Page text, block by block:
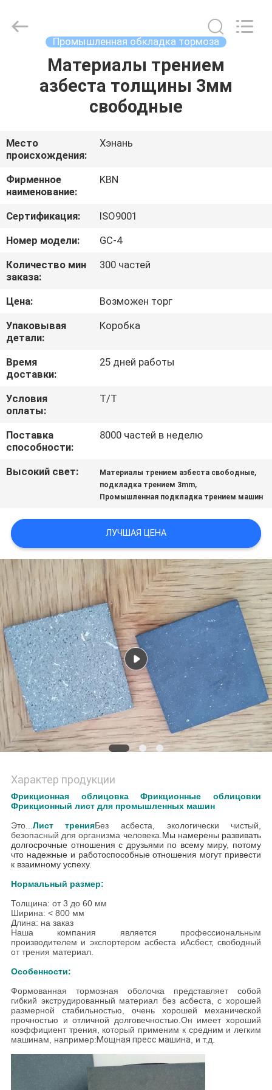
ПРОДУКТЫ
О
НАС
ПУТЕШЕСТВИЕ
ФАБРИКИ
ПРОВЕРКА
КАЧЕСТВА
СВЯЖИТЕСЬ
МЫ
СПРОСИТЕ
ЦИТАТУ
КАРТА
POLICY
Промышленная обкладка тормоза
Материалы трением
азбеста толщины 3мм
свободные
Место
происхождения:
Хэнань
Фирменное
наименование:
KBN
Сертификация:
ISO9001
Номер модели:
GC-4
Количество мин
заказа:
300 частей
Цена:
Возможен торг
Упаковывая
детали:
Коробка
Время
доставки:
25 дней работы
Условия
оплаты:
T/T
Поставка
способности:
8000 частей в неделю
Высокий свет: Материалы трением азбеста свободные,
подкладка трением 3mm,
Промышленная подкладка трением машин
ЛУЧШАЯ ЦЕНА
Характер продукции
Фрикционная облицовка Фрикционные облицовки
Фрикционный лист для промышленных машин
Это...Лист тренияБез асбеста, экологически чистый,
безопасный для организма человека.Мы намерены развивать
долгосрочные отношения с друзьями по всему миру, потому
что надежные и работоспособные отношения могут привести
к взаимному успеху.
Нормальный размер:
Толщина: от 3 до 60 мм
Ширина: < 800 мм
Длина: на заказ
Наша компания является профессиональным
производителем и экспортером асбеста иАсбест, свободный
от трения материал.
Особенности:
Формованная тормозная оболочка представляет собой
гибкий экструдированный материал без асбеста, с хорошей
размерной стабильностью, очень хорошей механической
прочностью и отличной долговечностью.Он имеет хороший
коэффициент трения, который применим к средним и легким
машинам, например:Мощная пресс машина, и т.д.